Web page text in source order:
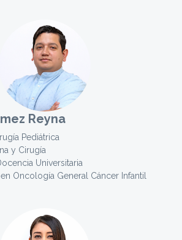
Reyna
Pediátrica
y Cirugía
Universitaria
Oncología General Cáncer Infantil